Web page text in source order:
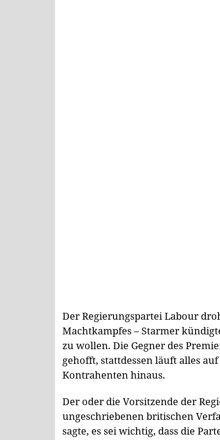
Der Regierungspartei Labour
Machtkampfes – Starmer
zu wollen. Die Gegner des
gehofft, stattdessen läuft alles
Kontrahenten hinaus.
Der oder die Vorsitzende der
ungeschriebenen britischen
sagte, es sei wichtig, dass die